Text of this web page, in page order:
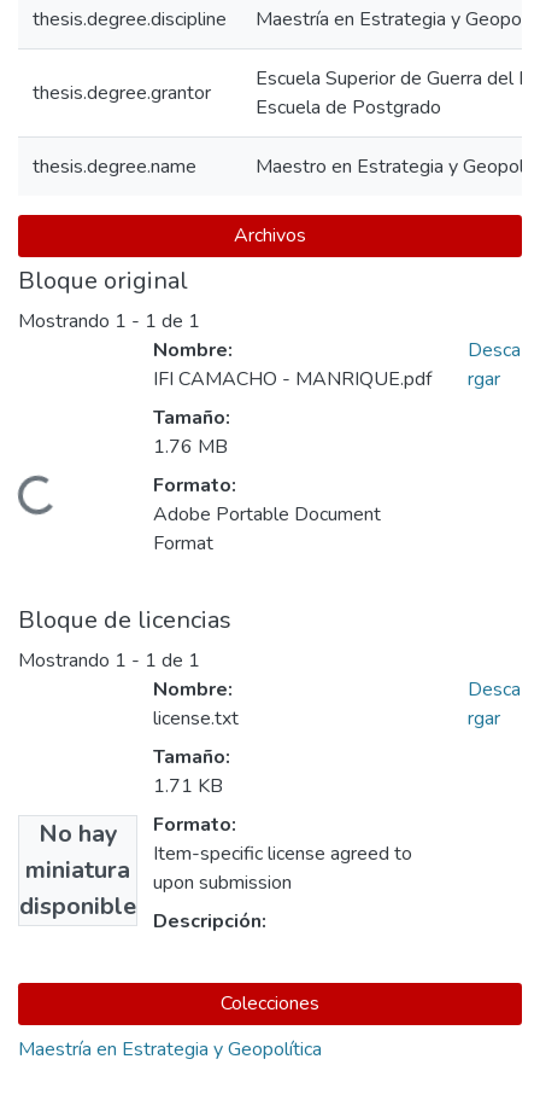
thesis.degree.discipline Maestría en Estrategia y
thesis.degree.grantor
Escuela Superior de Guerra del
Escuela de Postgrado
thesis.degree.name Maestro en Estrategia y
Archivos
Bloque original
Mostrando 1 - 1 de 1
Cargando...
Nombre:
IFI CAMACHO - MANRIQUE.pdf
Tamaño:
1.76 MB
Formato:
Adobe Portable Document
Format
Desca
rgar
Bloque de licencias
Mostrando 1 - 1 de 1
No hay
miniatura
disponible
Nombre:
license.txt
Tamaño:
1.71 KB
Formato:
Item-specific license agreed to
upon submission
Descripción:
Desca
rgar
Colecciones
Maestría en Estrategia y Geopolítica